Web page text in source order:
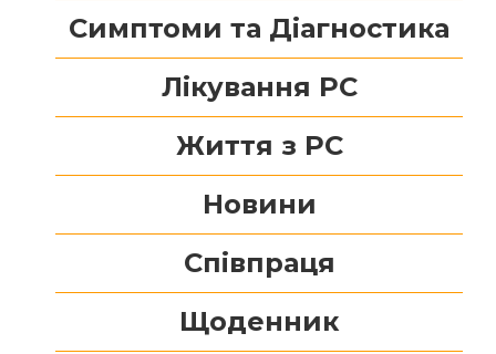
Симптоми та Діагностика
Лікування РС
Життя з РС
Новини
Співпраця
Щоденник